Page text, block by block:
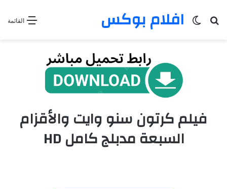
القائمة افلام بوكس بحث عنالوضع المظلم
فيلم كرتون سنو وايت والأقزام
السبعة مدبلج كامل HD